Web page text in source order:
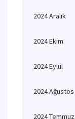
2024 Aralık
2024 Ekim
2024 Eylül
2024 Ağustos
2024 Temmuz